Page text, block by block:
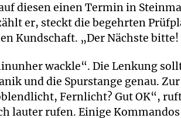
diesen einen Termin in
er, steckt die begehrten
Kundschaft. „Der Nächste bitte!
wackle“. Die Lenkung
und die Spurstange genau.
Fernlicht? Gut OK“,
lauter rufen. Einige